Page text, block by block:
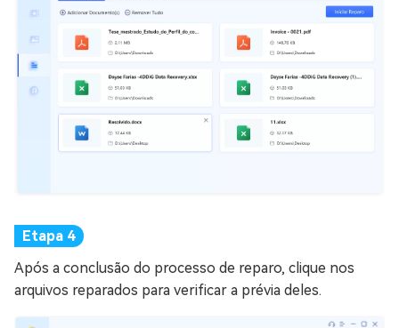
Após a conclusão do processo de reparo, clique nos
arquivos reparados para verificar a prévia deles.